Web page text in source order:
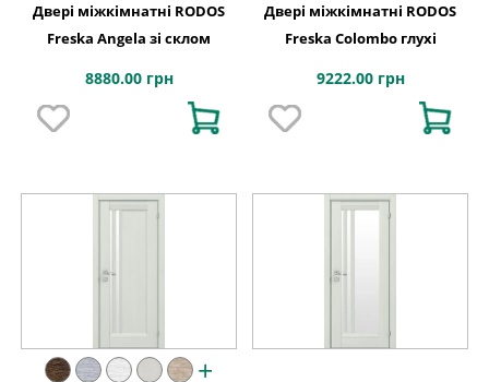
Двері міжкімнатні RODOS
Freska Angela зі склом
8880.00 грн
Двері міжкімнатні RODOS
Freska Colombo глухі
9222.00 грн
+